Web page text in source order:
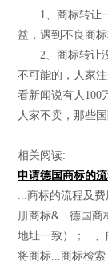
1、商标转让一
益，遇到不良商
2、商标转让没
不可能的，人家
看新闻说有人100
人家不卖，那些
相关阅读:
申请德国商标的
...商标的流程及
册商标&...德国商
地址一致）；...
将商标...商标检